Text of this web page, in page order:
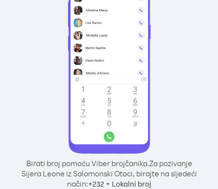
Birati broj pomoću Viber brojčanika.Za pozivanje
Sijera Leone iz Salomonski Otoci, birajte na sljedeći
način:+232+ Lokalni broj